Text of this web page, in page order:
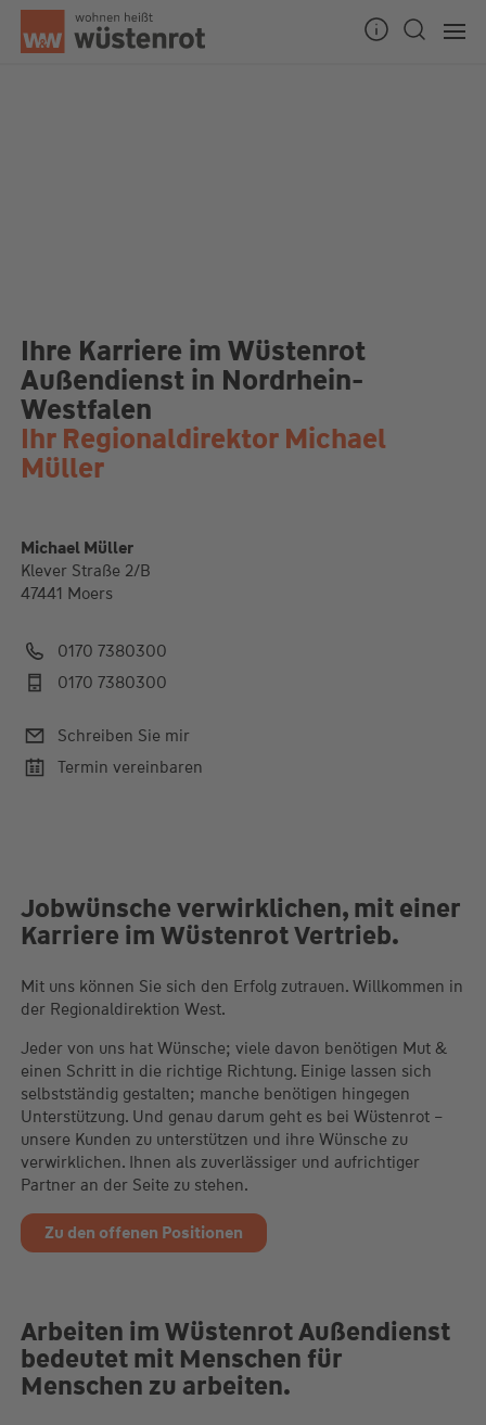
Ihre Karriere im Wüstenrot
Außendienst in Nordrhein-
Westfalen
Ihr Regionaldirektor Michael
Müller
Michael Müller
Klever Straße 2/B
47441 Moers
0170 7380300
0170 7380300
Schreiben Sie mir
Termin vereinbaren
Jobwünsche verwirklichen, mit einer
Karriere im Wüstenrot Vertrieb.
Mit uns können Sie sich den Erfolg zutrauen. Willkommen in
der Regionaldirektion West.
Jeder von uns hat Wünsche; viele davon benötigen Mut &
einen Schritt in die richtige Richtung. Einige lassen sich
selbstständig gestalten; manche benötigen hingegen
Unterstützung. Und genau darum geht es bei Wüstenrot –
unsere Kunden zu unterstützen und ihre Wünsche zu
verwirklichen. Ihnen als zuverlässiger und aufrichtiger
Partner an der Seite zu stehen.
Zu den offenen Positionen
Arbeiten im Wüstenrot Außendienst
bedeutet mit Menschen für
Menschen zu arbeiten.